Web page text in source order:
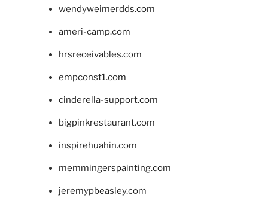
wendyweimerdds.com
ameri-camp.com
hrsreceivables.com
empconst1.com
cinderella-support.com
bigpinkrestaurant.com
inspirehuahin.com
memmingerspainting.com
jeremypbeasley.com